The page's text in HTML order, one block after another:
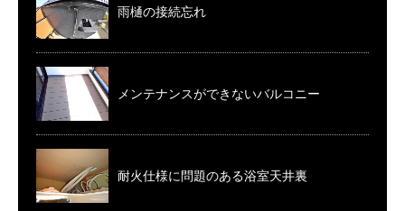
雨樋の接続忘れ
メンテナンスができないバルコニー
耐火仕様に問題のある浴室天井裏